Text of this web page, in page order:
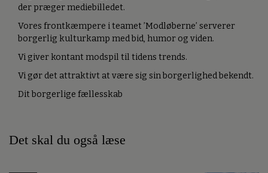
der præger mediebilledet.
Vores frontkæmpere i teamet ’Modløberne’ serverer
borgerlig kulturkamp med bid, humor og viden.
Vi giver kontant modspil til tidens trends.
Vi gør det attraktivt at være sig sin borgerlighed bekendt.
Dit borgerlige fællesskab
Det skal du også læse